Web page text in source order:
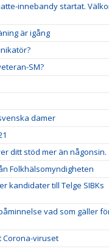
innebandy startat.
är igång
SM?
damer
ditt stöd mer än någonsin.
Folkhälsomyndigheten
kandidater till Telge SIBKs
vad som gäller
Corona-viruset